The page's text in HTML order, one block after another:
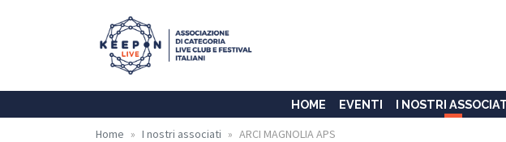
HOME EVENTI I NOSTRI
Home I nostri associati ARCI MAGNOLIA APS